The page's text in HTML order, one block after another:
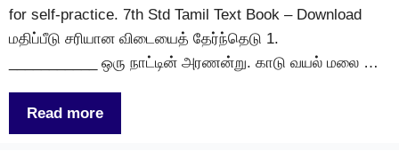
for self-practice. 7th Std Tamil Text Book – Download
மதிப்பீடு சரியான விடையைத் தேர்ந்தெடு 1.
___________ ஒரு நாட்டின் அரணன்று. காடு வயல் மலை …
Read more